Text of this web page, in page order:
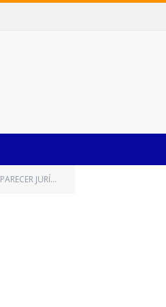
PARECER JURÍDICO Nº 043-2021 – MINUTA DO EDITAL